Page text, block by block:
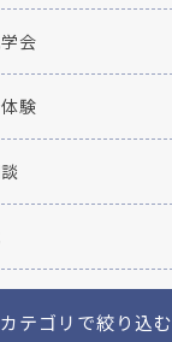
会
験
テゴリで絞り込む